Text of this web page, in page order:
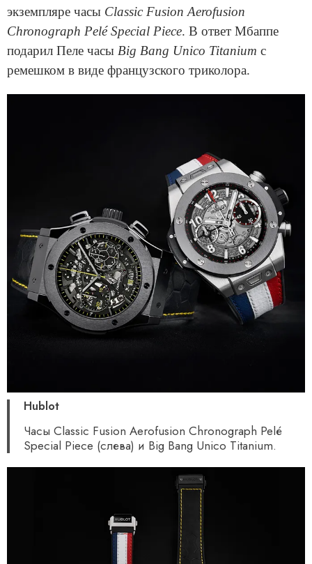
экземпляре часы Classic Fusion Aerofusion
Chronograph Pelé Special Piece. В ответ Мбаппе
подарил Пеле часы Big Bang Unico Titanium с
ремешком в виде французского триколора.
Hublot
Часы Classic Fusion Aerofusion Chronograph Pelé
Special Piece (слева) и Big Bang Unico Titanium.